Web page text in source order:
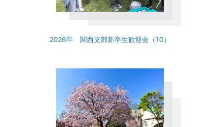
2026年 関西支部新卒生歓迎会（10）